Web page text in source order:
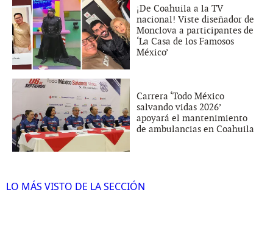
¡De Coahuila a la TV
nacional! Viste diseñador de
Monclova a participantes de
‘La Casa de los Famosos
México’
Carrera ‘Todo México
salvando vidas 2026’
apoyará el mantenimiento
de ambulancias en Coahuila
LO MÁS VISTO DE LA SECCIÓN